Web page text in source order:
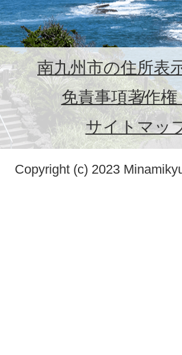
南九州市の住所表
免責事項著作権
サイトマッ
Copyright (c) 2023